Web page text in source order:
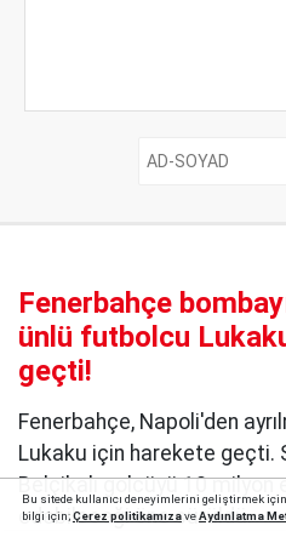
Fenerbahçe
ünlü futbolcu
geçti!
Fenerbahçe, Napoli'den
Lukaku için harekete geçti.
Belçikalı golcüyü 10 milyon
edebileceği öne sürüldü.
Bu sitede kullanıcı deneyimlerini geliştirmek için
bilgi için;Çerez politikamızaveAydınlatma